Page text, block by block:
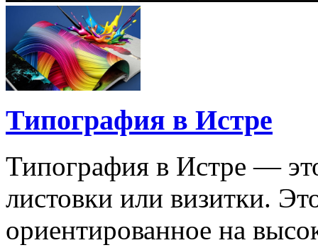
Типография в Истре
Типография в Истре —
листовки или визитки.
ориентированное на